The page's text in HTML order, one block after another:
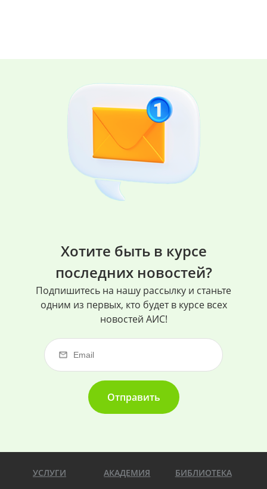
Хотите быть в курсе
последних новостей?
Подпишитесь на нашу рассылку и станьте
одним из первых, кто будет в курсе всех
новостей АИС!
Отправить
УСЛУГИ АКАДЕМИЯ БИБЛИОТЕКА